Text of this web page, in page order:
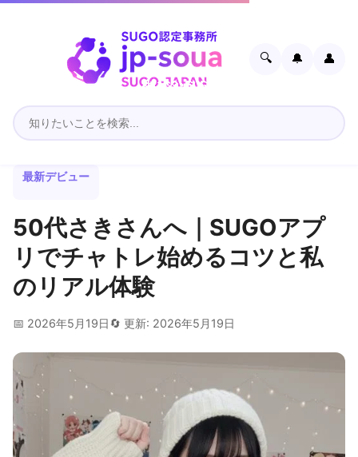
🔍 🔔 👤
最新デビュー
50代さきさんへ｜SUGOアプ
リでチャトレ始めるコツと私
のリアル体験
📅 2026年5月19日 🔄 更新: 2026年5月19日